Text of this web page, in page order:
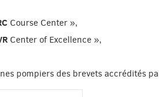
Course Center »,
Center of Excellence »,
pompiers des brevets accrédités